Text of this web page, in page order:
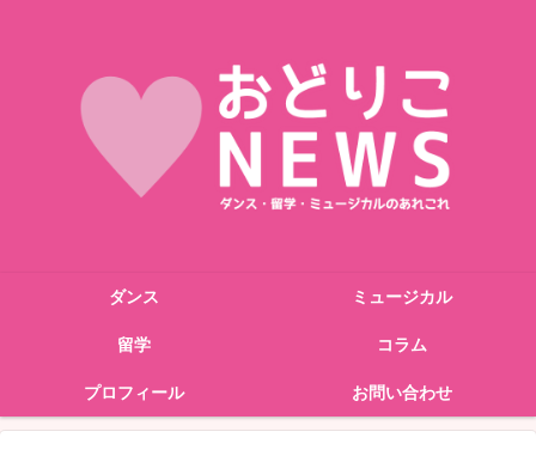
ダンス ミュージカル
留学 コラム
プロフィール お問い合わせ